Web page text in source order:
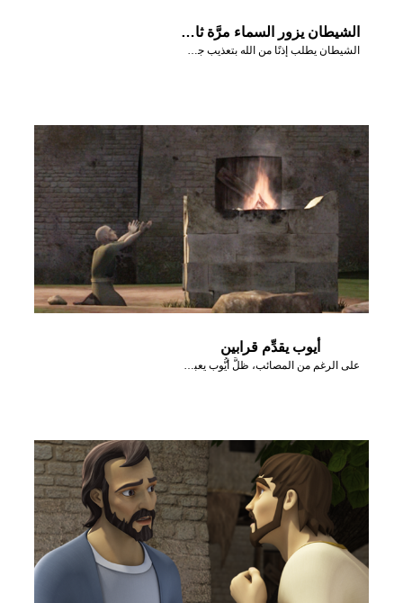
الشيطان يزور السماء مرَّة ثانية
الشيطان يطلب إذنًا من الله بتعذيب جسد أيوب.
أيوب يقدِّم قرابين
على الرغم من المصائب، ظلَّ أيُّوب يعبد الله ويخدمه.